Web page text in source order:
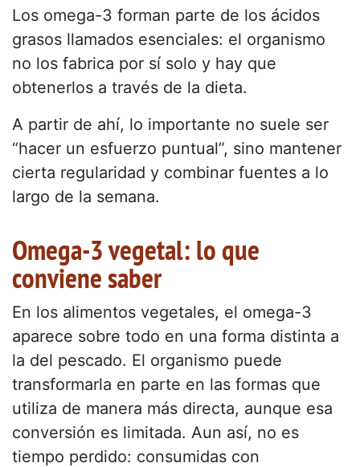
Los omega-3 forman parte de los ácidos
grasos llamados esenciales: el organismo
no los fabrica por sí solo y hay que
obtenerlos a través de la dieta.
A partir de ahí, lo importante no suele ser
“hacer un esfuerzo puntual”, sino mantener
cierta regularidad y combinar fuentes a lo
largo de la semana.
Omega-3 vegetal: lo que
conviene saber
En los alimentos vegetales, el omega-3
aparece sobre todo en una forma distinta a
la del pescado. El organismo puede
transformarla en parte en las formas que
utiliza de manera más directa, aunque esa
conversión es limitada. Aun así, no es
tiempo perdido: consumidas con